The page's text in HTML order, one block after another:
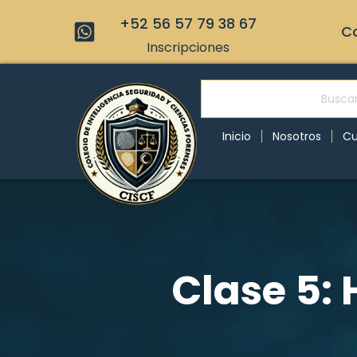
+52 56 57 79 38 67
Inscripciones
Inicio Nosotros
Clase